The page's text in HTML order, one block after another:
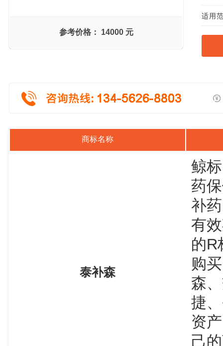
参考价格： 14000 元
适用
商标名称
泰补森
鲸
药
补
有
的R
购
森
捷
资
己